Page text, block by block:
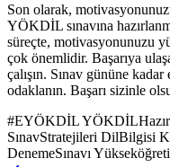
Son olarak,
YÖKDİL sınavına
süreçte, motivasyonunuzu
çok önemlidir. Başarıya
çalışın. Sınav gününe
odaklanın. Başarı sizinle
#EYÖKDİL
SınavStratejileri DilBilgisi
DenemeSınavı